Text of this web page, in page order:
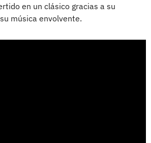
en un clásico gracias a su
música envolvente.